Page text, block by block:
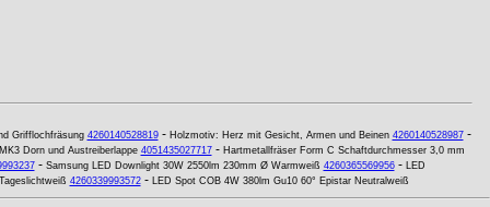
Grifflochfräsung 4260140528819- Holzmotiv: Herz mit Gesicht, Armen und Beinen 4260140528987-
Dorn und Austreiberlappe 4051435027717- Hartmetallfräser Form C Schaftdurchmesser 3,0 mm
- Samsung LED Downlight 30W 2550lm 230mm Ø Warmweiß 4260365569956- LED
4260339993572- LED Spot COB 4W 380lm Gu10 60° Epistar Neutralweiß